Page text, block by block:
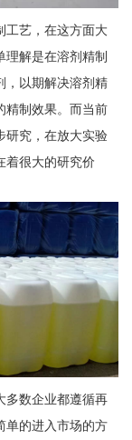
工艺，在这方面大
解是在溶剂精制
，以期解决溶剂精
精制效果。而当前
研究，在放大实验
着很大的研究价
多数企业都遵循再
单的进入市场的方